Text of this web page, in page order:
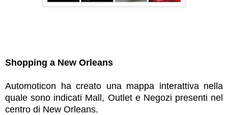
Shopping a New Orleans
Automoticon ha creato una mappa interattiva nella
quale sono indicati Mall, Outlet e Negozi presenti nel
centro di New Orleans.